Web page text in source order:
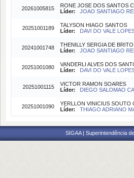
20261005815
RONE JOSE DOS SANTOS
Líder:
JOAO SANTIAGO
20251001189
TALYSON HIAGO SANTOS
Líder:
DAVI DO VALE
20241001748
THENILLY SERGIA DE
Líder:
JOAO SANTIAGO
20251001080
VANDERLI ALVES DOS
Líder:
DAVI DO VALE
20251001115
VICTOR RAMON SOARES
Líder:
DIEGO SALOMAO
20251001090
YERLLON VINICIUS SOUTO
Líder:
THIAGO ADRIANO
SIGAA | Superintendência